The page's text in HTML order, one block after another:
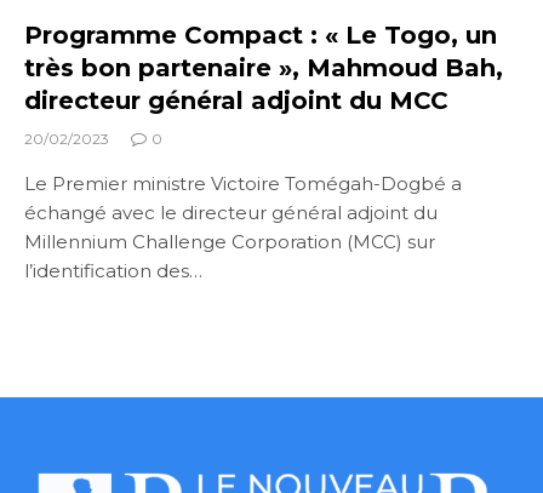
Programme Compact : « Le Togo, un
très bon partenaire », Mahmoud Bah,
directeur général adjoint du MCC
20/02/2023 0
Le Premier ministre Victoire Tomégah-Dogbé a
échangé avec le directeur général adjoint du
Millennium Challenge Corporation (MCC) sur
l’identification des…